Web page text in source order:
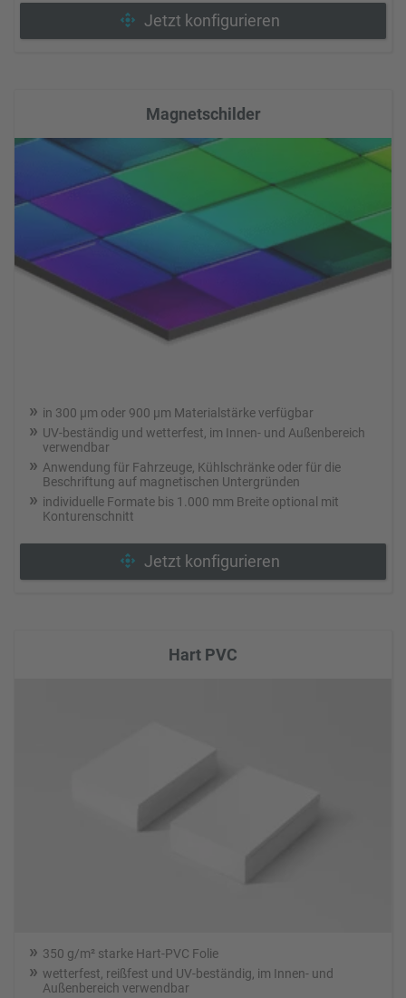
Jetzt konfigurieren
Magnetschilder
in 300 µm oder 900 µm Materialstärke verfügbar
UV-beständig und wetterfest, im Innen- und Außenbereich
verwendbar
Anwendung für Fahrzeuge, Kühlschränke oder für die
Beschriftung auf magnetischen Untergründen
individuelle Formate bis 1.000 mm Breite optional mit
Konturenschnitt
Jetzt konfigurieren
Hart PVC
350 g/m² starke Hart-PVC Folie
wetterfest, reißfest und UV-beständig, im Innen- und
Außenbereich verwendbar